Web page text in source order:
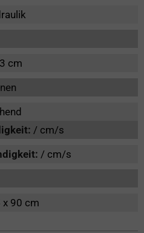
cm
/ cm/s
/ cm/s
x 90 cm